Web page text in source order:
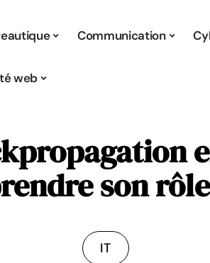
Communication
web
son
IT